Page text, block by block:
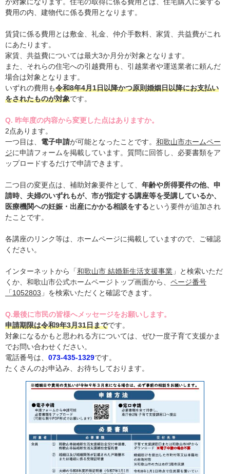
費用の内、建物代に係る費用となります。
賃貸に係る費用とは敷金、礼金、仲介手数料、家賃、共益費がこれ
にあたります。
家賃、共益費については最大3か月分が対象となります。
また、それらの住宅への引越費用も、引越業者や運送業者に頼んだ
場合は対象となります。
いずれの費用も令和8年4月1日以降かつ原則婚姻日以降にお支払い
をされたものが対象です。
Q. 昨年度の内容から変更した点はありますか。
2点あります。
一つ目は、 電子申請が可能となったことです。 和歌山市ホームペー
ジに申請フォームを掲載しています。質問に回答し、必要書類をア
ップロードするだけで申請できます。
二つ目の変更点は、補助対象要件として、 年齢や所得要件の他、申
請時、夫婦のいずれもが、市が指定する講座等を受講しているか、
医療機関への妊娠・出産にかかる相談をするという要件が追加され
たことです。
各講座のリンク等は、ホームページに掲載していますので、ご確認
ください。
インターネットから「和歌山市 結婚新生活支援事業 」と検索いただ
くか、和歌山市公式ホームページトップ画面から、 ページ番号
「1052803 」を検索いただくと確認できます。
Q.最後に市民の皆様へメッセージをお願いします。
申請期限は令和9年3月31日までです。
対象になるかもと思われる方については、ぜひ一度子育て支援かま
でお問い合わせください。
電話番号は、 073-435-1329です。
たくさんのお申込み、お待ちしております。